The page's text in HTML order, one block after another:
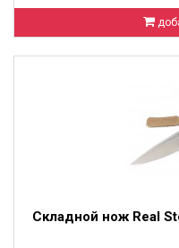
Складной нож Real